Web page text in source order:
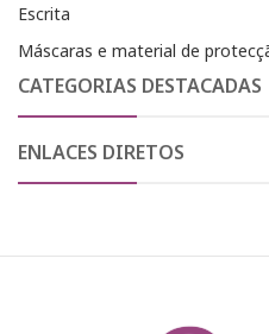
Escrita
Máscaras e material de
CATEGORIAS DESTACADAS
ENLACES DIRETOS